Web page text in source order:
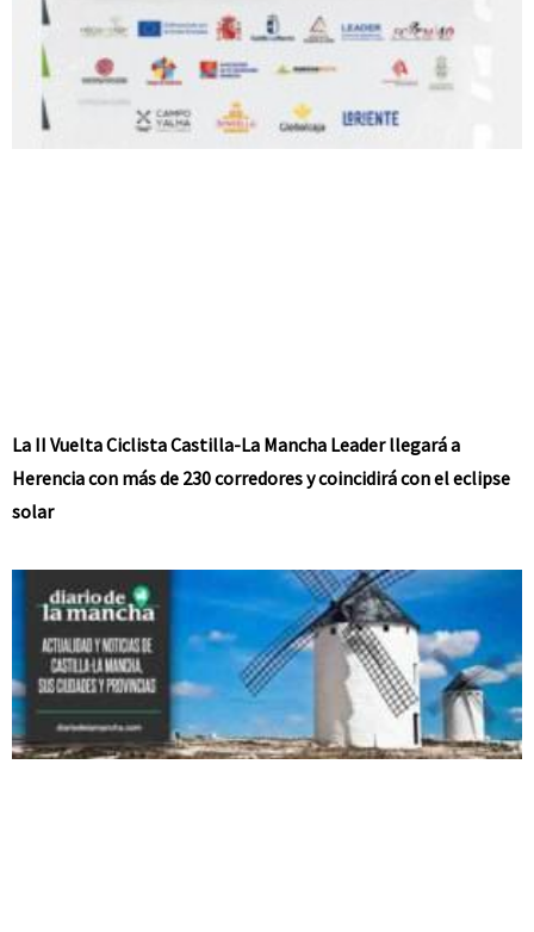
La II Vuelta Ciclista Castilla-La Mancha Leader llegará a
Herencia con más de 230 corredores y coincidirá con el eclipse
solar